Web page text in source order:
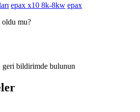
epax x10 8k-8kw epax
oldu mu?
geri bildirimde bulunun